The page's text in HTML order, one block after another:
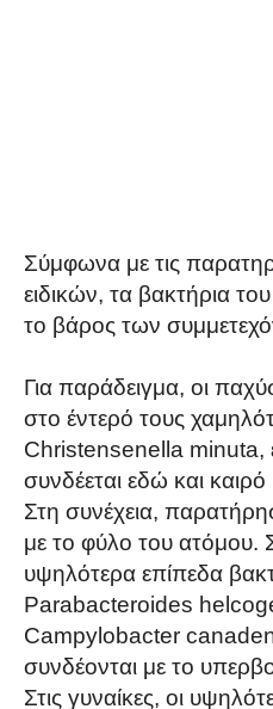
Σύμφωνα με τις
ειδικών, τα βακτήρια
το βάρος των
Για παράδειγμα, οι
στο έντερό τους
Christensenella minuta,
συνδέεται εδώ και
Στη συνέχεια,
με το φύλο του ατόμου.
υψηλότερα επίπεδα
Parabacteroides
Campylobacter
συνδέονται με το
Στις γυναίκες, οι